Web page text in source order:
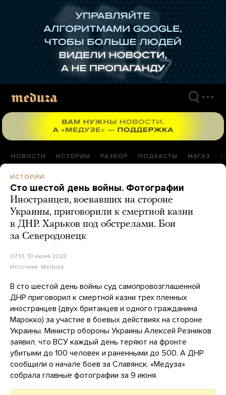
НОВОСТИ ИСТОРИИ РАЗБОР ПОДКАСТЫ МАГАЗ
ИСТОРИИ
Сто шестой день войны. Фотографии
Иностранцев, воевавших на стороне
Украины, приговорили к смертной казни
в ДНР. Харьков под обстрелами. Бои
за Северодонецк
07:13, 10 июня 2022
Источник: Meduza
В сто шестой день войны суд самопровозглашенной
ДНР приговорил к смертной казни трех пленных
иностранцев (двух британцев и одного гражданина
Марокко) за участие в боевых действиях на стороне
Украины. Министр обороны Украины Алексей Резников
заявил, что ВСУ каждый день теряют на фронте
убитыми до 100 человек и раненными до 500. А ДНР
сообщили о начале боев за Славянск. «Медуза»
собрала главные фотографии за 9 июня.